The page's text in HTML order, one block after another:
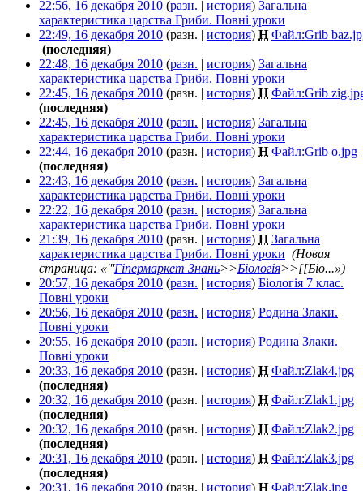
22:56, 16 декабря 2010 (разн. | история) Загальна
характеристика царства Гриби. Повні уроки
22:49, 16 декабря 2010 (разн. | история) Н Файл:Grib
(последняя)
22:48, 16 декабря 2010 (разн. | история) Загальна
характеристика царства Гриби. Повні уроки
22:45, 16 декабря 2010 (разн. | история) Н Файл:Grib
(последняя)
22:45, 16 декабря 2010 (разн. | история) Загальна
характеристика царства Гриби. Повні уроки
22:44, 16 декабря 2010 (разн. | история) Н Файл:Grib o.jpg
(последняя)
22:43, 16 декабря 2010 (разн. | история) Загальна
характеристика царства Гриби. Повні уроки
22:22, 16 декабря 2010 (разн. | история) Загальна
характеристика царства Гриби. Повні уроки
21:39, 16 декабря 2010 (разн. | история) Н Загальна
характеристика царства Гриби. Повні уроки (Новая
страница: «'''Гіпермаркет Знань>>Біологія>>[[Біо...»)
20:57, 16 декабря 2010 (разн. | история) Біологія 7 клас.
Повні уроки
20:56, 16 декабря 2010 (разн. | история) Родина Злаки.
Повні уроки
20:55, 16 декабря 2010 (разн. | история) Родина Злаки.
Повні уроки
20:33, 16 декабря 2010 (разн. | история) Н Файл:Zlak4.jpg
(последняя)
20:32, 16 декабря 2010 (разн. | история) Н Файл:Zlak1.jpg
(последняя)
20:32, 16 декабря 2010 (разн. | история) Н Файл:Zlak2.jpg
(последняя)
20:31, 16 декабря 2010 (разн. | история) Н Файл:Zlak3.jpg
(последняя)
20:31, 16 декабря 2010 (разн. | история) Н Файл:Zlak.jpg